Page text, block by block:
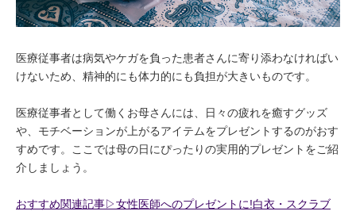
医療従事者は病気やケガを負った患者さんに寄り添わなければい
けないため、精神的にも体力的にも負担が大きいものです。
医療従事者として働くお母さんには、日々の疲れを癒すグッズ
や、モチベーションが上がるアイテムをプレゼントするのがおす
すめです。ここでは母の日にぴったりの実用的プレゼントをご紹
介しましょう。
おすすめ関連記事▷女性医師へのプレゼントに!白衣・スクラブ